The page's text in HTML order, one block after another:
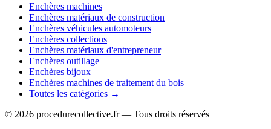
Enchères machines
Enchères matériaux de construction
Enchères véhicules automoteurs
Enchères collections
Enchères matériaux d'entrepreneur
Enchères outillage
Enchères bijoux
Enchères machines de traitement du bois
Toutes les catégories →
© 2026 procedurecollective.fr — Tous droits réservés